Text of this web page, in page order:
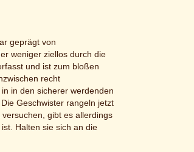
geprägt von
weniger ziellos durch die
und ist zum bloßen
recht
in den sicherer werdenden
Geschwister rangeln jetzt
gibt es allerdings
Halten sie sich an die